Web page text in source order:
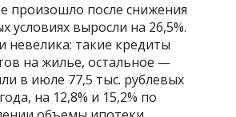
произошло после снижения
выросли на 26,5%.
такие кредиты
на жилье, остальное —
в июле 77,5 тыс. рублевых
на 12,8% и 15,2% по